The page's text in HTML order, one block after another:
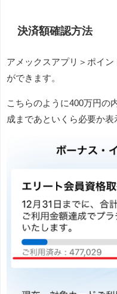
決済額確認方法
アメックスアプリ＞ポイ
ができます。
こちらのように400万円の
成まであといくら必要か表